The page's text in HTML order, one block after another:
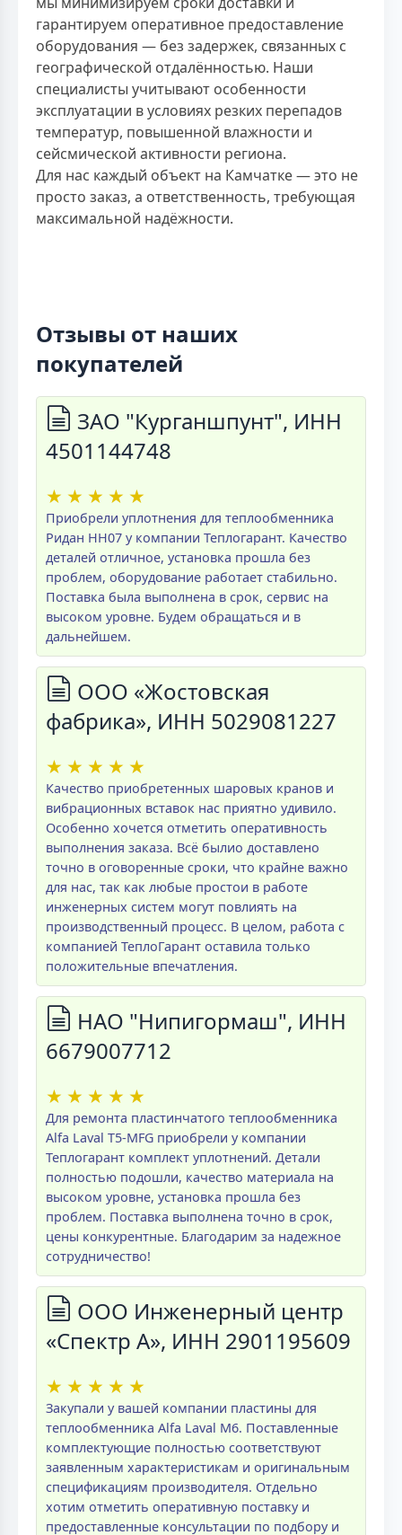
гарантируем оперативное предоставление
оборудования — без задержек, связанных с
географической отдалённостью. Наши
специалисты учитывают особенности
эксплуатации в условиях резких перепадов
температур, повышенной влажности и
сейсмической активности региона.
Для нас каждый объект на Камчатке — это не
просто заказ, а ответственность, требующая
максимальной надёжности.
Отзывы от наших
покупателей
ЗАО "Курганшпунт", ИНН
4501144748
★ ★ ★ ★ ★
Приобрели уплотнения для теплообменника
Ридан НН07 у компании Теплогарант. Качество
деталей отличное, установка прошла без
проблем, оборудование работает стабильно.
Поставка была выполнена в срок, сервис на
высоком уровне. Будем обращаться и в
дальнейшем.
ООО «Жостовская
фабрика», ИНН 5029081227
★ ★ ★ ★ ★
Качество приобретенных шаровых кранов и
вибрационных вставок нас приятно удивило.
Особенно хочется отметить оперативность
выполнения заказа. Всё былио доставлено
точно в оговоренные сроки, что крайне важно
для нас, так как любые простои в работе
инженерных систем могут повлиять на
производственный процесс. В целом, работа с
компанией ТеплоГарант оставила только
положительные впечатления.
НАО "Нипигормаш", ИНН
6679007712
★ ★ ★ ★ ★
Для ремонта пластинчатого теплообменника
Alfa Laval T5-MFG приобрели у компании
Теплогарант комплект уплотнений. Детали
полностью подошли, качество материала на
высоком уровне, установка прошла без
проблем. Поставка выполнена точно в срок,
цены конкурентные. Благодарим за надежное
сотрудничество!
ООО Инженерный центр
«Спектр А», ИНН 2901195609
★ ★ ★ ★ ★
Закупали у вашей компании пластины для
теплообменника Alfa Laval M6. Поставленные
комплектующие полностью соответствуют
заявленным характеристикам и оригинальным
спецификациям производителя. Отдельно
хотим отметить оперативную поставку и
предоставленные консультации по подбору и